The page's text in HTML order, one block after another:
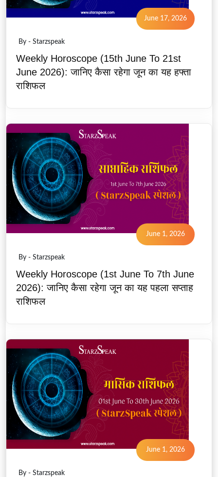
June 17, 2026
By - Starzspeak
Weekly Horoscope (15th June To 21st
June 2026): जानिए कैसा रहेगा जून का यह हफ्ता
राशिफल
June 1, 2026
By - Starzspeak
Weekly Horoscope (1st June To 7th June
2026): जानिए कैसा रहेगा जून का यह पहला सप्ताह
राशिफल
June 1, 2026
By - Starzspeak